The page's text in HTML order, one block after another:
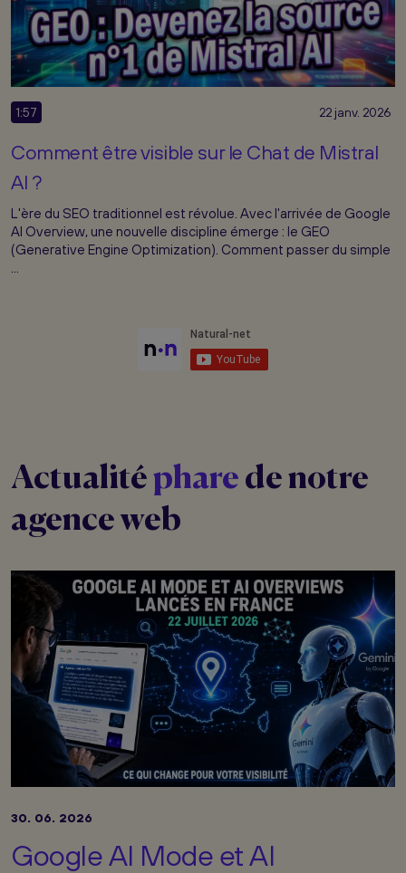
1:57 22 janv. 2026
Comment être visible sur le Chat de Mistral
AI ?
L'ère du SEO traditionnel est révolue. Avec l'arrivée de Google
AI Overview, une nouvelle discipline émerge : le GEO
(Generative Engine Optimization). Comment passer du simple
Actualitéphare de notre
agence web
30. 06. 2026
Google AI Mode et AI